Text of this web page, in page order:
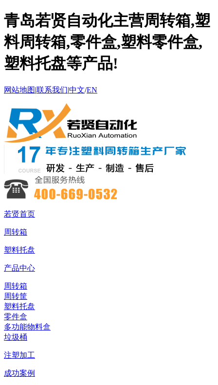
青岛若贤自动化主营周转箱,塑
料周转箱,零件盒,塑料零件盒,
塑料托盘等产品!
网站地图|联系我们|中文/EN
若贤首页
周转箱
塑料托盘
产品中心
周转箱
周转筐
塑料托盘
零件盒
多功能物料盒
垃圾桶
注塑加工
成功案例